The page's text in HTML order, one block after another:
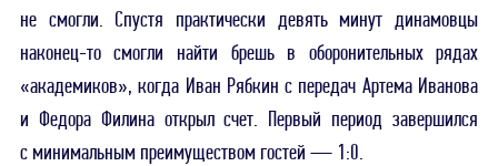
не смогли. Спустя практически девять минут динамовцы
наконец-то смогли найти брешь в оборонительных рядах
«академиков», когда Иван Рябкин с передач Артема Иванова
и Федора Филина открыл счет. Первый период завершился
с минимальным преимуществом гостей — 1:0.